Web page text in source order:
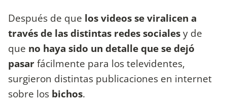
Después de que los videos se viralicen a
través de las distintas redes socialesy de
que no haya sido un detalle que se dejó
pasarfácilmente para los televidentes,
surgieron distintas publicaciones en internet
sobre los bichos.